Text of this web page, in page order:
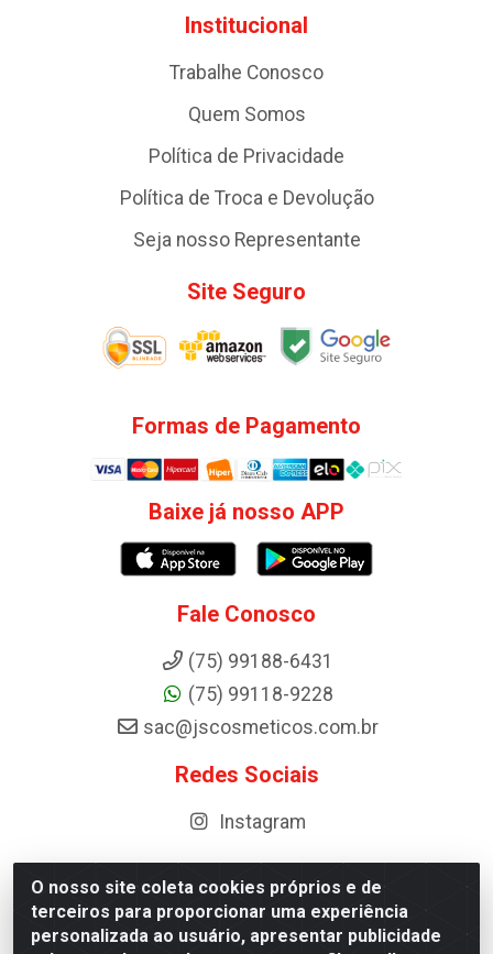
O nosso site coleta cookies próprios e de
terceiros para proporcionar uma experiência
personalizada ao usuário, apresentar publicidade
Institucional
Trabalhe Conosco
Quem Somos
Política de Privacidade
Política de Troca e Devolução
Seja nosso Representante
Site Seguro
Formas de Pagamento
Baixe já nosso APP
Fale Conosco
(75) 99188-6431
(75) 99118-9228
sac@jscosmeticos.com.br
Redes Sociais
Instagram
Distribuidora de Cosméticos Antoneto LTDA - BA-052,
km 87 - Industrial, Ipirá - BA, 44600-000 - CNPJ